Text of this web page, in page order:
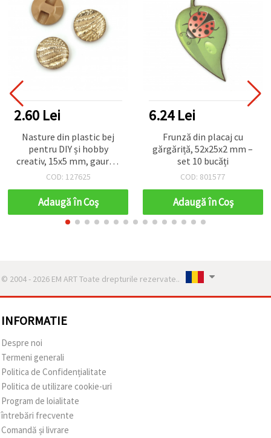
2.60 Lei
Nasture din plastic bej
pentru DIY și hobby
creativ, 15x5 mm, gaură 1
mm - 10 bucăți
COD: 127625
Adaugă în Coş
6.24 Lei
Frunză din placaj cu
gărgăriță, 52x25x2 mm –
set 10 bucăți
COD: 801577
Adaugă în Coş
© 2004 - 2026 EM ART Toate drepturile rezervate..
INFORMATIE
Despre noi
Termeni generali
Politica de Confidențialitate
Politica de utilizare cookie-uri
Program de loialitate
întrebări frecvente
Comandă și livrare